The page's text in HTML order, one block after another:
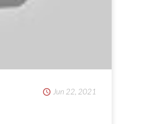
Jun 22, 2021